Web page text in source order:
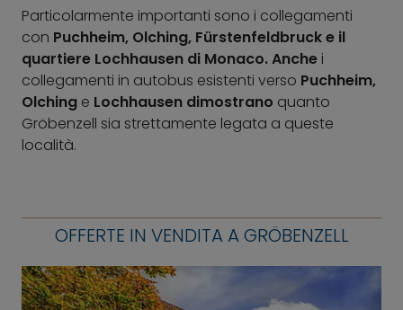
Particolarmente importanti sono i collegamenti
con Puchheim, Olching, Fürstenfeldbruck e il
quartiere Lochhausen di Monaco. Anche i
collegamenti in autobus esistenti verso Puchheim,
Olching e Lochhausen dimostrano quanto
Gröbenzell sia strettamente legata a queste
località.
OFFERTE IN VENDITA A GRÖBENZELL